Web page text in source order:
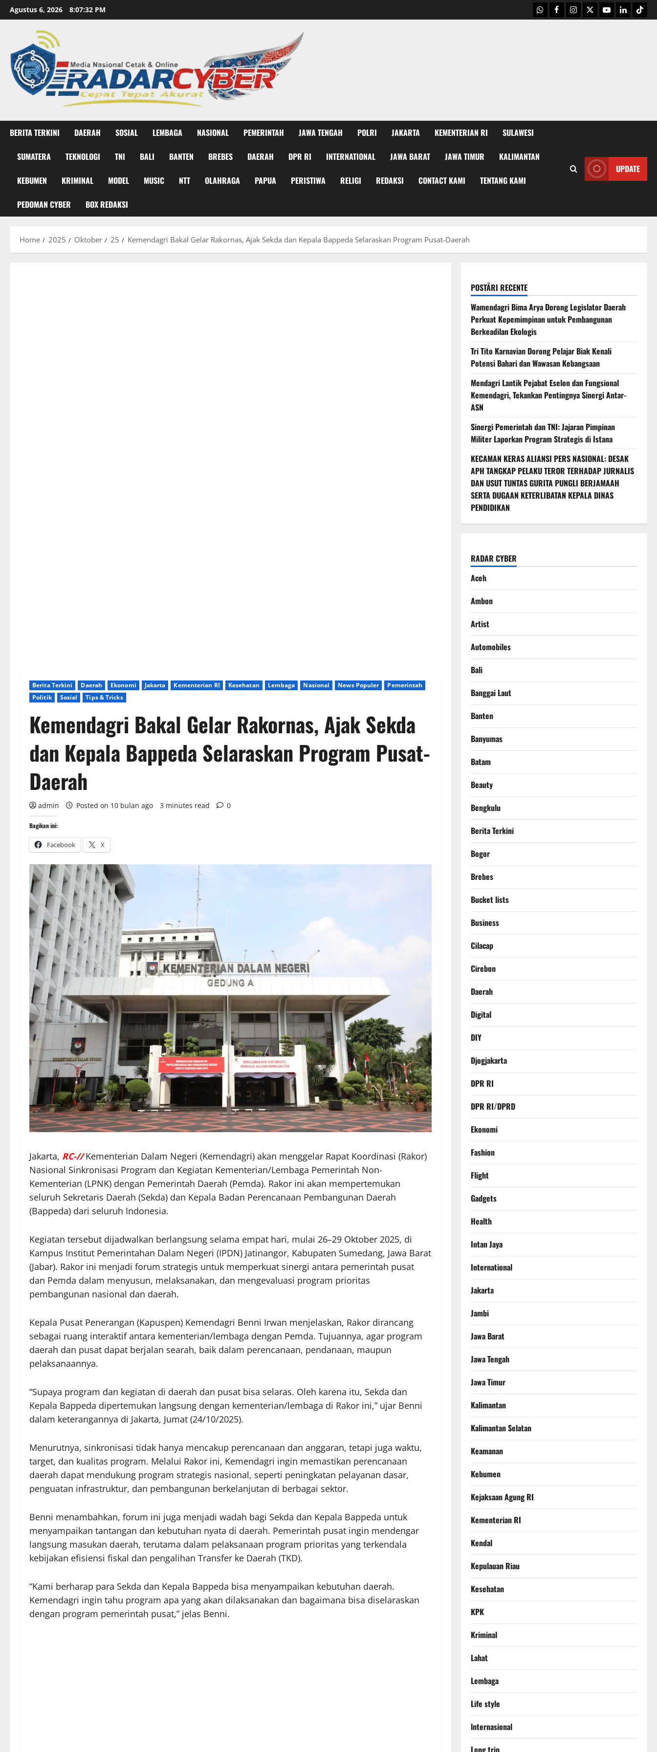
Skip
to
Agustus 6, 2026 8:07:33 PM WhatsApp
Facebook
Instagram
X Youtubelinkedin
BERITA TERKINI DAERAH SOSIAL LEMBAGA NASIONAL PEMERINTAH JAWA TENGAH POLRI JAKARTA KEMENTERIAN RI SULAWESI
SUMATERA TEKNOLOGI TNI BALI BANTEN BREBES DAERAH DPR RI INTERNATIONAL JAWA BARAT JAWA TIMUR KALIMANTAN
KEBUMEN KRIMINAL MODEL MUSIC NTT OLAHRAGA PAPUA PERISTIWA RELIGI REDAKSI CONTACT KAMI TENTANG KAMI
PEDOMAN CYBER BOX REDAKSI
UPDATE
Home 2025 Oktober 25 Kemendagri Bakal Gelar Rakornas, Ajak Sekda dan Kepala Bappeda Selaraskan Program Pusat-Daerah
Berita Terkini Daerah Ekonomi Jakarta Kementerian RI Kesehatan Lembaga Nasional News Populer
Pemerintah
Politik
Sosial Tips & Tricks
Kemendagri Bakal Gelar Rakornas, Ajak Sekda
dan Kepala Bappeda Selaraskan Program Pusat-
Daerah
admin Posted on 10 bulan ago 3 minutes read 0
Bagikan ini:
Facebook X
Jakarta, RC-//Kementerian Dalam Negeri (Kemendagri) akan menggelar Rapat Koordinasi (Rakor)
Nasional Sinkronisasi Program dan Kegiatan Kementerian/Lembaga Pemerintah Non-
Kementerian (LPNK) dengan Pemerintah Daerah (Pemda). Rakor ini akan mempertemukan
seluruh Sekretaris Daerah (Sekda) dan Kepala Badan Perencanaan Pembangunan Daerah
(Bappeda) dari seluruh Indonesia.
Kegiatan tersebut dijadwalkan berlangsung selama empat hari, mulai 26–29 Oktober 2025, di
Kampus Institut Pemerintahan Dalam Negeri (IPDN) Jatinangor, Kabupaten Sumedang, Jawa Barat
(Jabar). Rakor ini menjadi forum strategis untuk memperkuat sinergi antara pemerintah pusat
dan Pemda dalam menyusun, melaksanakan, dan mengevaluasi program prioritas
pembangunan nasional dan daerah.
Kepala Pusat Penerangan (Kapuspen) Kemendagri Benni Irwan menjelaskan, Rakor dirancang
sebagai ruang interaktif antara kementerian/lembaga dengan Pemda. Tujuannya, agar program
daerah dan pusat dapat berjalan searah, baik dalam perencanaan, pendanaan, maupun
pelaksanaannya.
“Supaya program dan kegiatan di daerah dan pusat bisa selaras. Oleh karena itu, Sekda dan
Kepala Bappeda dipertemukan langsung dengan kementerian/lembaga di Rakor ini,” ujar Benni
dalam keterangannya di Jakarta, Jumat (24/10/2025).
Menurutnya, sinkronisasi tidak hanya mencakup perencanaan dan anggaran, tetapi juga waktu,
target, dan kualitas program. Melalui Rakor ini, Kemendagri ingin memastikan perencanaan
daerah dapat mendukung program strategis nasional, seperti peningkatan pelayanan dasar,
penguatan infrastruktur, dan pembangunan berkelanjutan di berbagai sektor.
Benni menambahkan, forum ini juga menjadi wadah bagi Sekda dan Kepala Bappeda untuk
menyampaikan tantangan dan kebutuhan nyata di daerah. Pemerintah pusat ingin mendengar
langsung masukan daerah, terutama dalam pelaksanaan program prioritas yang terkendala
kebijakan efisiensi fiskal dan pengalihan Transfer ke Daerah (TKD).
“Kami berharap para Sekda dan Kepala Bappeda bisa menyampaikan kebutuhan daerah.
Kemendagri ingin tahu program apa yang akan dilaksanakan dan bagaimana bisa diselaraskan
dengan program pemerintah pusat,” jelas Benni.
POSTĂRI RECENTE
Wamendagri Bima Arya Dorong Legislator Daerah
Perkuat Kepemimpinan untuk Pembangunan
Berkeadilan Ekologis
Tri Tito Karnavian Dorong Pelajar Biak Kenali
Potensi Bahari dan Wawasan Kebangsaan
Mendagri Lantik Pejabat Eselon dan Fungsional
Kemendagri, Tekankan Pentingnya Sinergi Antar-
ASN
Sinergi Pemerintah dan TNI: Jajaran Pimpinan
Militer Laporkan Program Strategis di Istana
KECAMAN KERAS ALIANSI PERS NASIONAL: DESAK
APH TANGKAP PELAKU TEROR TERHADAP JURNALIS
DAN USUT TUNTAS GURITA PUNGLI BERJAMAAH
SERTA DUGAAN KETERLIBATAN KEPALA DINAS
PENDIDIKAN
RADAR CYBER
Aceh
Ambon
Artist
Automobiles
Bali
Banggai Laut
Banten
Banyumas
Batam
Beauty
Bengkulu
Berita Terkini
Bogor
Brebes
Bucket lists
Business
Cilacap
Cirebon
Daerah
Digital
DIY
Djogjakarta
DPR RI
DPR RI/DPRD
Ekonomi
Fashion
Flight
Gadgets
Health
Intan Jaya
International
Jakarta
Jambi
Jawa Barat
Jawa Tengah
Jawa Timur
Kalimantan
Kalimantan Selatan
Keamanan
Kebumen
Kejaksaan Agung RI
Kementerian RI
Kendal
Kepulauan Riau
Kesehatan
KPK
Kriminal
Lahat
Lembaga
Life style
lnternasional
Long trip